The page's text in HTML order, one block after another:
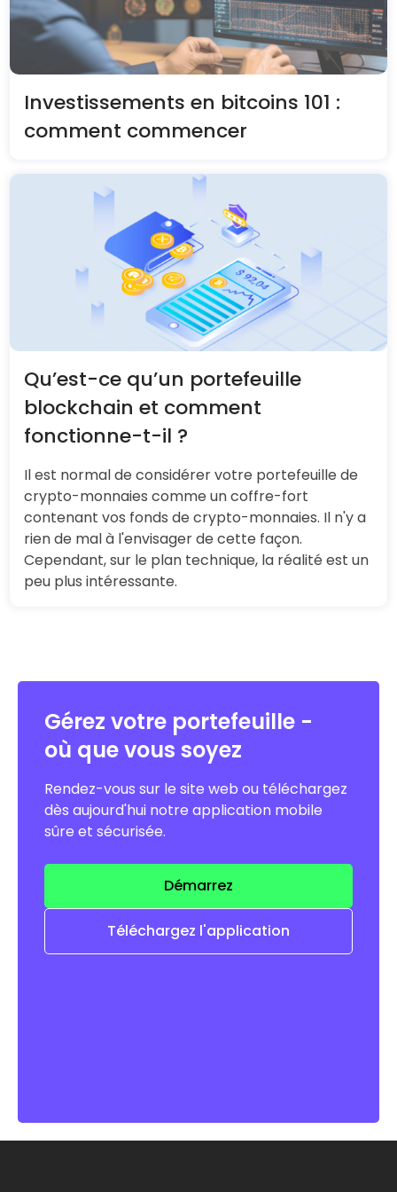
Investissements en bitcoins 101 :
comment commencer
Qu’est-ce qu’un portefeuille
blockchain et comment
fonctionne-t-il ?
Il est normal de considérer votre portefeuille de
crypto-monnaies comme un coffre-fort
contenant vos fonds de crypto-monnaies. Il n'y a
rien de mal à l'envisager de cette façon.
Cependant, sur le plan technique, la réalité est un
peu plus intéressante.
Gérez votre portefeuille -
où que vous soyez
Rendez-vous sur le site web ou téléchargez
dès aujourd'hui notre application mobile
sûre et sécurisée.
Démarrez
Téléchargez l'application